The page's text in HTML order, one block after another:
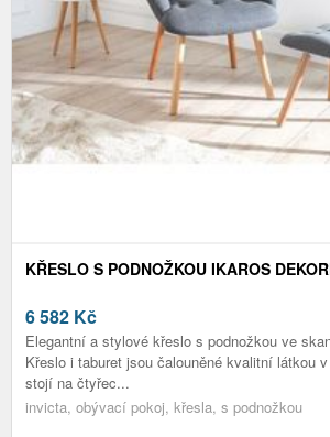
KŘESLO S PODNOŽKOU IKAROS
6 582 Kč
Elegantní a stylové křeslo s podnožkou ve
Křeslo i taburet jsou čalouněné kvalitní látkou
stojí na čtyřec...
invicta, obývací pokoj, křesla, s podnožkou